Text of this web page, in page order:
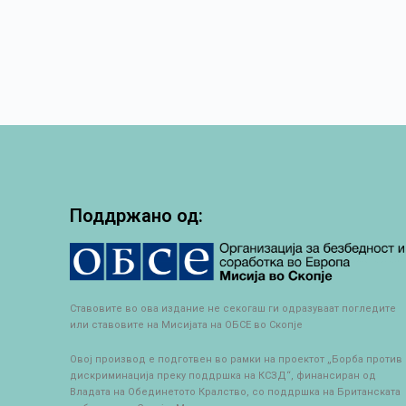
Поддржано од:
Ставовите во ова издание не секогаш ги одразуваат погледите
или ставовите на Мисијата на ОБСЕ во Скопје
Овој производ е подготвен во рамки на проектот „Борба против
дискриминација преку поддршка на КСЗД“, финансиран од
Владата на Обединетото Кралство, со поддршка на Британската